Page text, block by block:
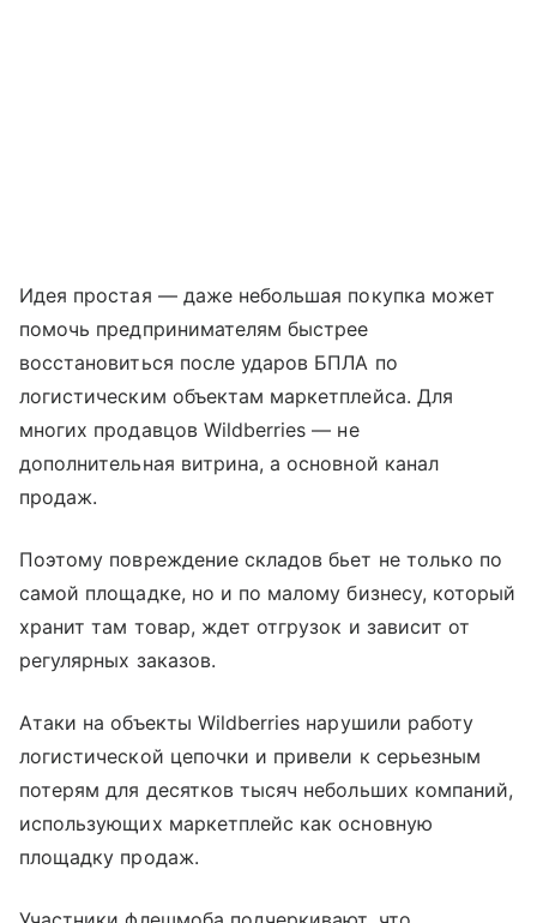
Идея простая — даже небольшая покупка может
помочь предпринимателям быстрее
восстановиться после ударов БПЛА по
логистическим объектам маркетплейса. Для
многих продавцов Wildberries — не
дополнительная витрина, а основной канал
продаж.
Поэтому повреждение складов бьет не только по
самой площадке, но и по малому бизнесу, который
хранит там товар, ждет отгрузок и зависит от
регулярных заказов.
Атаки на объекты Wildberries нарушили работу
логистической цепочки и привели к серьезным
потерям для десятков тысяч небольших компаний,
использующих маркетплейс как основную
площадку продаж.